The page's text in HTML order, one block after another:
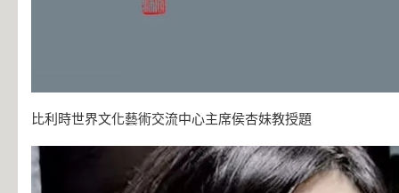
比利時世界文化藝術交流中心主席侯杏妹教授題